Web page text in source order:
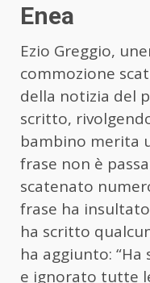
Enea
Ezio Greggio,
commozione
della notizia del
scritto,
bambino merita
frase non è
scatenato
frase ha
ha scritto
ha aggiunto:
e ignorato tutte